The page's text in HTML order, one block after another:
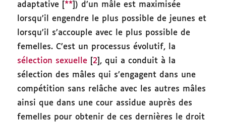
adaptative [ ** ]) d’un mâle est maximisée
lorsqu’il engendre le plus possible de jeunes et
lorsqu’il s’accouple avec le plus possible de
femelles. C’est un processus évolutif, la
sélection sexuelle
2 ], qui a conduit à la
sélection des mâles qui s’engagent dans une
compétition sans relâche avec les autres mâles
ainsi que dans une cour assidue auprès des
femelles pour obtenir de ces dernières le droit